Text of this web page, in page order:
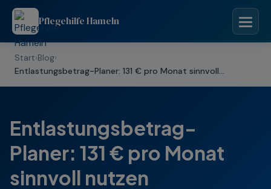
Pflegehilfe Hameln
Start›Blog›
Entlastungsbetrag-Planer: 131 € pro Monat sinnvoll...
Entlastungsbetrag-
Planer: 131 € pro Monat
sinnvoll nutzen